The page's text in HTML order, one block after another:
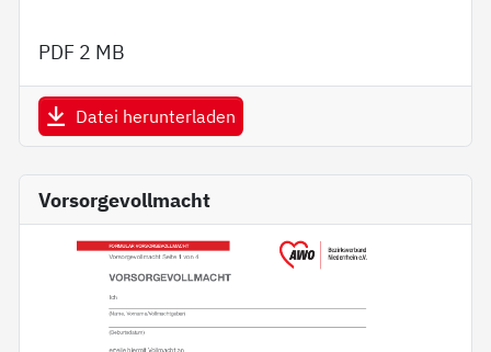
PDF 2 MB
Datei herunterladen
Vorsorgevollmacht